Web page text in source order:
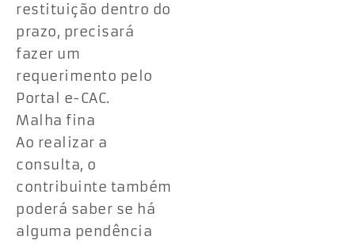
restituição dentro do
prazo, precisará
fazer um
requerimento pelo
Portal e-CAC.
Malha fina
Ao realizar a
consulta, o
contribuinte também
poderá saber se há
alguma pendência